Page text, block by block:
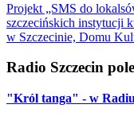
Projekt „SMS do
szczecińskich instytucji
w Szczecinie, Domu
Radio Szczecin
"Król tanga" - w Radiu